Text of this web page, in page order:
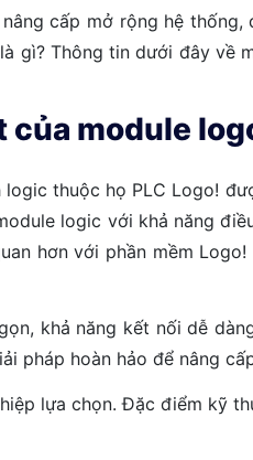
nâng cấp mở rộng hệ
gì? Thông tin dưới đây về
module
thuộc họ PLC Logo!
logic với khả năng
hơn với phần mềm
khả năng kết nối dễ
hoàn hảo để nâng
lựa chọn. Đặc điểm kỹ